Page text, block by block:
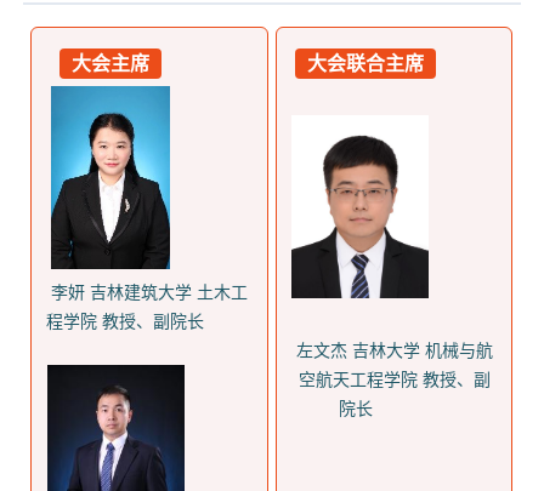
大会主席
李妍 吉林建筑大学 土木工
程学院 教授‌、‌副院长
大会联合主席
左文杰 吉林大学 机械与航
空航天工程学院 教授、副
院长